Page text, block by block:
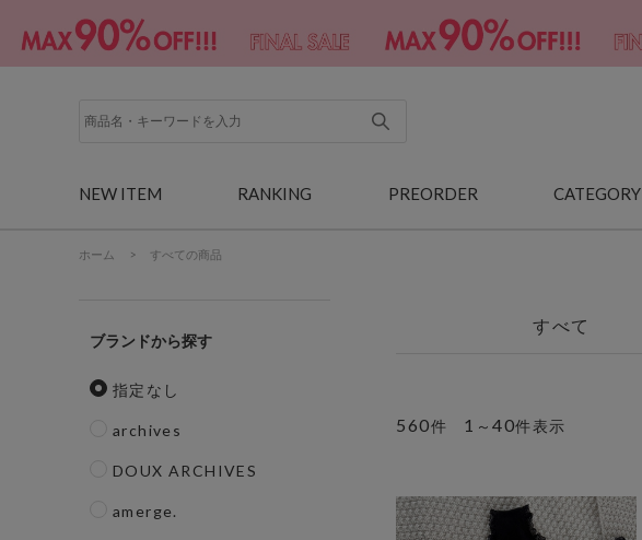
NEW ITEM RANKING PREORDER CATEGORY
ホーム > すべての商品
ブランド
指定なし
archives
DOUX ARCHIVES
amerge.
すべて
560件 1 ～40件表示